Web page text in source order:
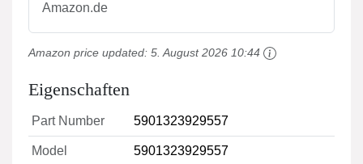
Amazon.de
Amazon price updated: 5. August 2026 10:44
Eigenschaften
Part Number 5901323929557
Model 5901323929557